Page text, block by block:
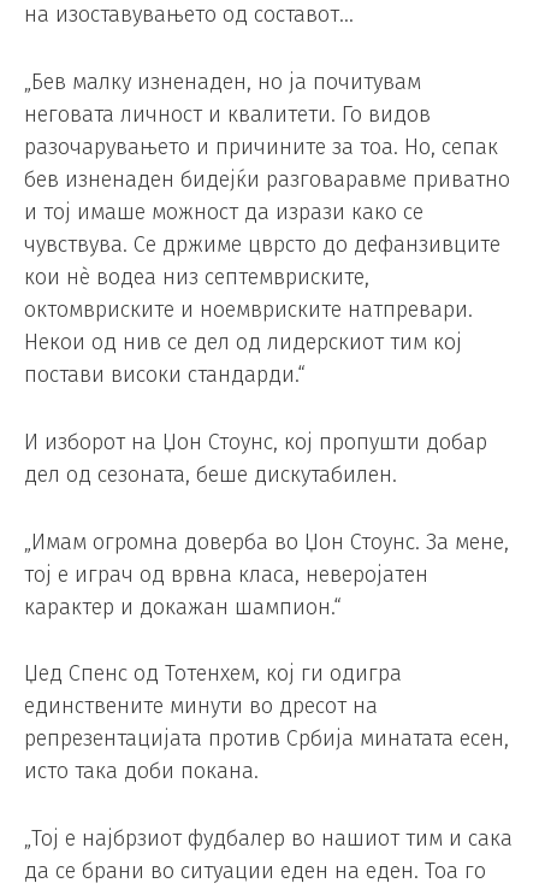
на изоставувањето од составот…
„Бев малку изненаден, но ја почитувам
неговата личност и квалитети. Го видов
разочарувањето и причините за тоа. Но, сепак
бев изненаден бидејќи разговаравме приватно
и тој имаше можност да изрази како се
чувствува. Се држиме цврсто до дефанзивците
кои нè водеа низ септемвриските,
октомвриските и ноемвриските натпревари.
Некои од нив се дел од лидерскиот тим кој
постави високи стандарди.“
И изборот на Џон Стоунс, кој пропушти добар
дел од сезоната, беше дискутабилен.
„Имам огромна доверба во Џон Стоунс. За мене,
тој е играч од врвна класа, неверојатен
карактер и докажан шампион.“
Џед Спенс од Тотенхем, кој ги одигра
единствените минути во дресот на
репрезентацијата против Србија минатата есен,
исто така доби покана.
„Тој е најбрзиот фудбалер во нашиот тим и сака
да се брани во ситуации еден на еден. Тоа го